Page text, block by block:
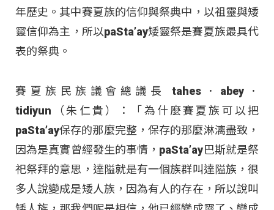
年歷史。其中賽夏族的信仰與祭典中，以祖靈與矮
靈信仰為主，所以paSta’ay矮靈祭是賽夏族最具代
表的祭典。
賽夏族民族議會總議長 tahes．abey．
tidiyun（朱仁貴）：「為什麼賽夏族可以把
paSta’ay保存的那麼完整，保存的那麼淋漓盡致，
因為是真實曾經發生的事情，paSta’ay巴斯就是祭
祀祭拜的意思，達隘就是有一個族群叫達隘族，很
多人說變成是矮人族，因為有人的存在，所以說叫